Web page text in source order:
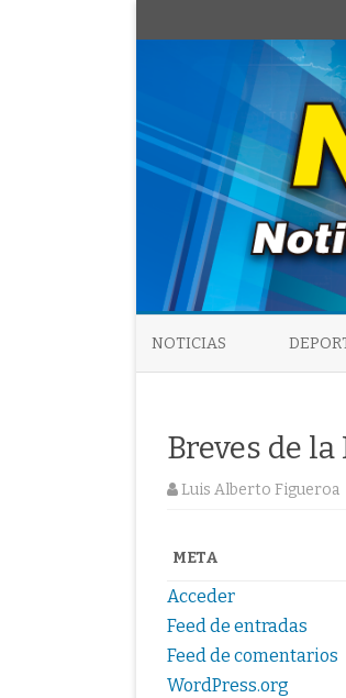
NOTICIAS
Breves de
Luis Alberto Figueroa
META
Acceder
Feed de entradas
Feed de comentarios
WordPress.org